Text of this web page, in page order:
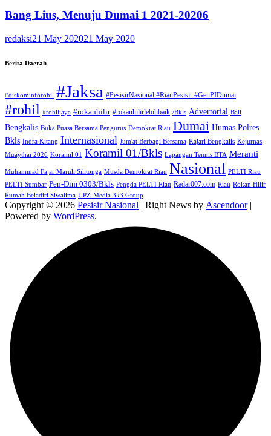
Bang Lius, Menuju Dumai 1 2021-20206
redaksi21 May 202021 May 2020
Berita Daerah
#diskominforohil #Jaksa #PesisirNasional #RiauPesisir #GenPIDumai
#rohil #rohiljaya #rokanhilir #rokanhilirlebihbaik /Bkls Advertorial Bali
Bengkalis Buka Puasa Bersama Pengurus Demokrat Riau Dumai Humas Polres
Bkls Indra Kitang Internasional Jum'at Berbagi Bersama Kajari Bengkalis Kejurnas
Muaythai 2026 Koramil 01 Koramil 01/Bkls Lapangan Tennis BTA Meranti
Muhammad Fajar Maruli Silitonga Musda Demokrat Riau Nasional PELTI Riau
PELTI Sumbar Pen-Dim 0303/Bkls Pengda PELTI Riau Radar007.com Riau Rokan Hilir
Rumah Beladiri Siwalima UPZ-Media 3k3 Group
Copyright © 2026 Pesisir Nasional | Right News by Ascendoor|
Powered by WordPress.